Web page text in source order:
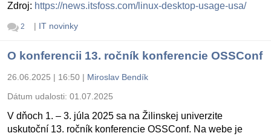
Zdroj: https://news.itsfoss.com/linux-desktop-usage-usa/
2 | IT novinky
O konferencii 13. ročník konferencie OSSConf
26.06.2025 | 16:50 | Miroslav Bendík
Dátum udalosti: 01.07.2025
V dňoch 1. – 3. júla 2025 sa na Žilinskej univerzite
uskutoční 13. ročník konferencie OSSConf. Na webe je